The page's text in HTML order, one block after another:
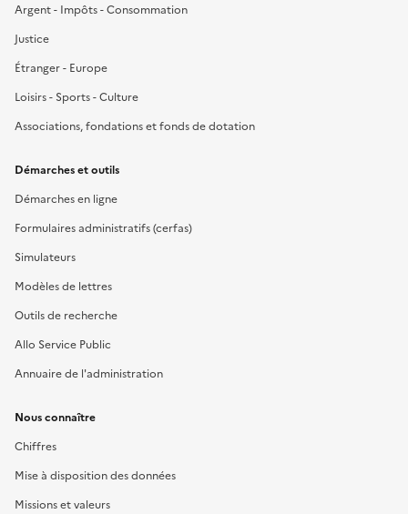
Argent - Impôts - Consommation
Justice
Étranger - Europe
Loisirs - Sports - Culture
Associations, fondations et fonds de dotation
Démarches et outils
Démarches en ligne
Formulaires administratifs (cerfas)
Simulateurs
Modèles de lettres
Outils de recherche
Allo Service Public
Annuaire de l'administration
Nous connaître
Chiffres
Mise à disposition des données
Missions et valeurs